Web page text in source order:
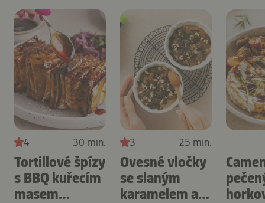
4 30 min.
Tortillové špízy
s BBQ kuřecím
masem
3 25 min.
Ovesné vločky
se slaným
karamelem a